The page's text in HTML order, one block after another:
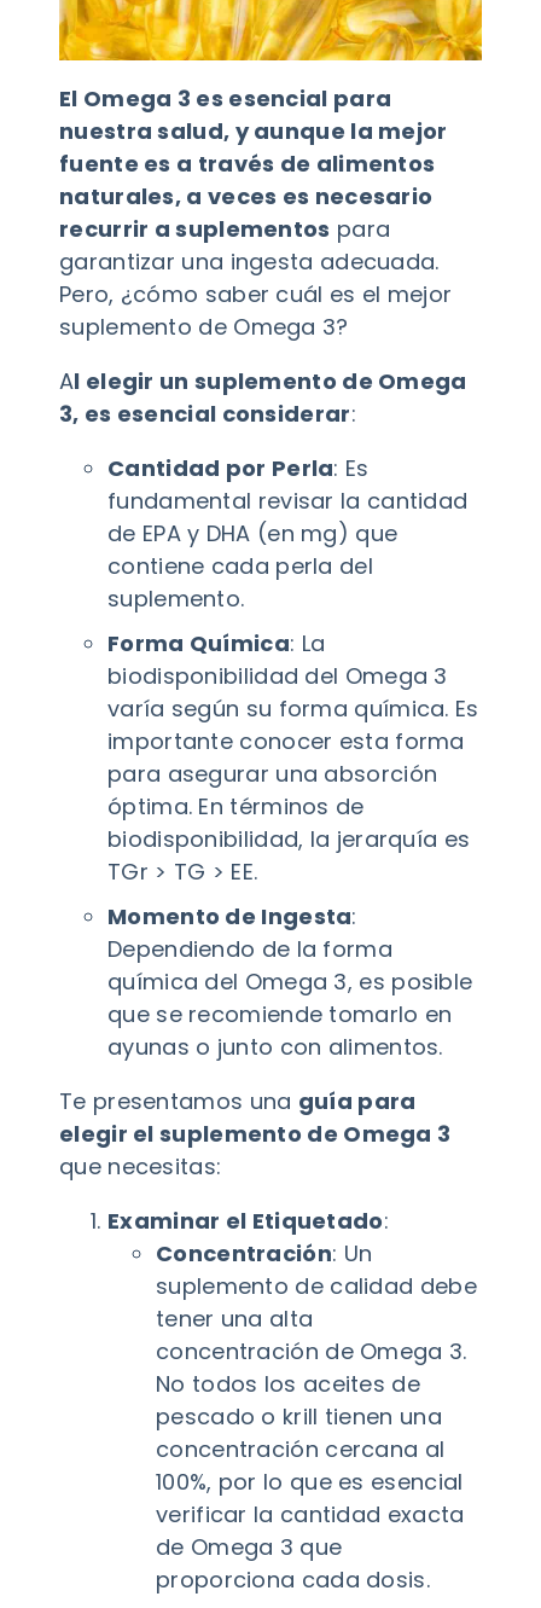
El Omega 3 es esencial para
nuestra salud, y aunque la mejor
fuente es a través de alimentos
naturales, a veces es necesario
recurrir a suplementos para
garantizar una ingesta adecuada.
Pero, ¿cómo saber cuál es el mejor
suplemento de Omega 3?
Al elegir un suplemento de Omega
3, es esencial considerar:
Cantidad por Perla: Es
fundamental revisar la cantidad
de EPA y DHA (en mg) que
contiene cada perla del
suplemento.
Forma Química: La
biodisponibilidad del Omega 3
varía según su forma química. Es
importante conocer esta forma
para asegurar una absorción
óptima. En términos de
biodisponibilidad, la jerarquía es
TGr > TG > EE.
Momento de Ingesta:
Dependiendo de la forma
química del Omega 3, es posible
que se recomiende tomarlo en
ayunas o junto con alimentos.
Te presentamos una guía para
elegir el suplemento de Omega 3
que necesitas:
Examinar el Etiquetado:
Concentración: Un
suplemento de calidad debe
tener una alta
concentración de Omega 3.
No todos los aceites de
pescado o krill tienen una
concentración cercana al
100%, por lo que es esencial
verificar la cantidad exacta
de Omega 3 que
proporciona cada dosis.